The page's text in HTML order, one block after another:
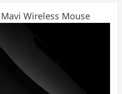
Mavi Wireless Mouse